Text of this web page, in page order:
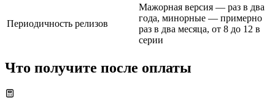
Периодичность релизов
Мажорная версия — раз в два
года, минорные — примерно
раз в два месяца, от 8 до 12 в
серии
Что получите после оплаты